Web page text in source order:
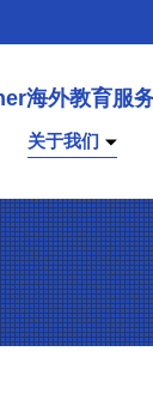
海外教育服
关于我们